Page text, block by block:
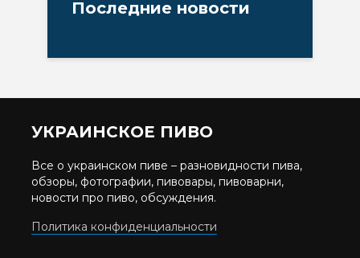
Последние новости
УКРАИНСКОЕ ПИВО
Все о украинском пиве – разновидности пива,
обзоры, фотографии, пивовары, пивоварни,
новости про пиво, обсуждения.
Политика конфиденциальности